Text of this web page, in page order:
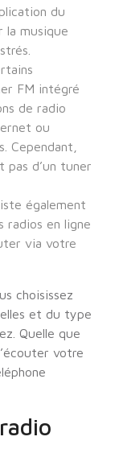
du
la musique
FM intégré
de radio
ou
Cependant,
pas d’un tuner
également
radios en ligne
via votre
choisissez
et du type
Quelle que
votre